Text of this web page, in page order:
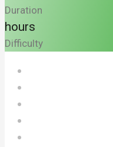
Duration
hours
Difficulty